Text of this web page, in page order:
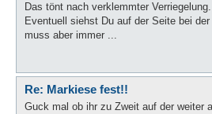
Das tönt nach verklemmter
Eventuell siehst Du auf der Seite bei
muss aber immer ...
Re: Markiese fest!!
Guck mal ob ihr zu Zweit auf der weiter